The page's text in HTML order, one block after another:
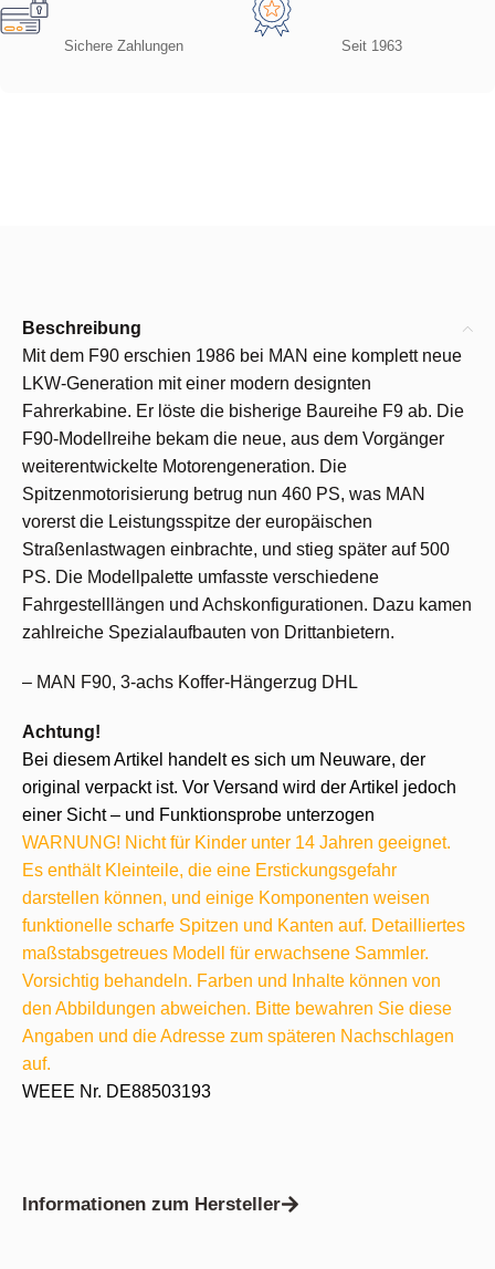
Sichere Zahlungen Seit 1963
Beschreibung
Mit dem F90 erschien 1986 bei MAN eine komplett neue
LKW-Generation mit einer modern designten
Fahrerkabine. Er löste die bisherige Baureihe F9 ab. Die
F90-Modellreihe bekam die neue, aus dem Vorgänger
weiterentwickelte Motorengeneration. Die
Spitzenmotorisierung betrug nun 460 PS, was MAN
vorerst die Leistungsspitze der europäischen
Straßenlastwagen einbrachte, und stieg später auf 500
PS. Die Modellpalette umfasste verschiedene
Fahrgestelllängen und Achskonfigurationen. Dazu kamen
zahlreiche Spezialaufbauten von Drittanbietern.
– MAN F90, 3-achs Koffer-Hängerzug DHL
Achtung!
Bei diesem Artikel handelt es sich um Neuware, der
original verpackt ist. Vor Versand wird der Artikel jedoch
einer Sicht – und Funktionsprobe unterzogen
WARNUNG! Nicht für Kinder unter 14 Jahren geeignet.
Es enthält Kleinteile, die eine Erstickungsgefahr
darstellen können, und einige Komponenten weisen
funktionelle scharfe Spitzen und Kanten auf. Detailliertes
maßstabsgetreues Modell für erwachsene Sammler.
Vorsichtig behandeln. Farben und Inhalte können von
den Abbildungen abweichen. Bitte bewahren Sie diese
Angaben und die Adresse zum späteren Nachschlagen
auf.
WEEE Nr. DE88503193
Informationen zum Hersteller